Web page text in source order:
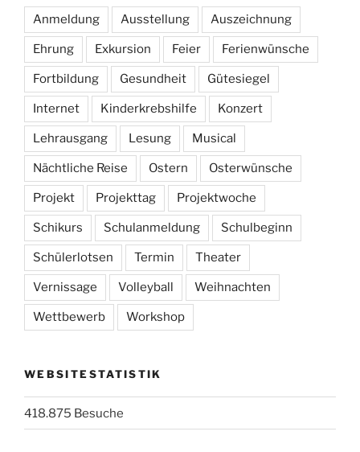
Anmeldung Ausstellung Auszeichnung
Ehrung Exkursion Feier Ferienwünsche
Fortbildung Gesundheit Gütesiegel
Internet Kinderkrebshilfe Konzert
Lehrausgang Lesung Musical
Nächtliche Reise Ostern Osterwünsche
Projekt Projekttag Projektwoche
Schikurs Schulanmeldung Schulbeginn
Schülerlotsen Termin Theater
Vernissage Volleyball Weihnachten
Wettbewerb Workshop
WEBSITESTATISTIK
418.875 Besuche